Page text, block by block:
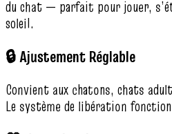
du chat — parfait pour jouer,
soleil.
🔒 Ajustement Réglable
Convient aux chatons, chats
Le système de libération